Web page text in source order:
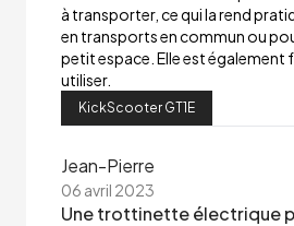
à transporter, ce qui la rend
en transports en commun ou
petit espace. Elle est également
utiliser.
KickScooter GT1E
Jean-Pierre
06 avril 2023
Une trottinette électrique